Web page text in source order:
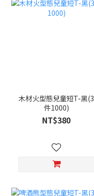
木材火型態兒童短T-黑(3
件1000)
NT$380